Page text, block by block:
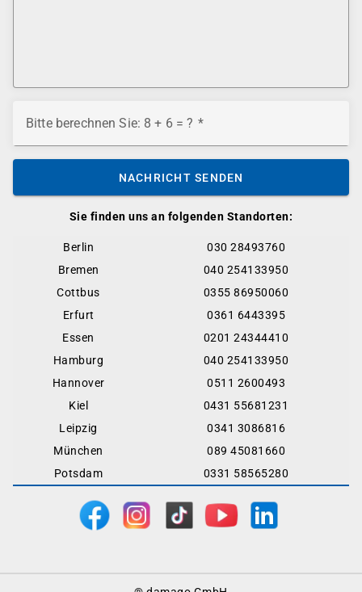
Sie finden uns an folgenden Standorten:
Berlin
030 28493760
Bremen
040 254133950
Cottbus
0355 86950060
Erfurt
0361 6443395
Essen
0201 24344410
Hamburg
040 254133950
Hannover
0511 2600493
Kiel
0431 55681231
Leipzig
0341 3086816
München
089 45081660
Potsdam
0331 58565280
Bitte berechnen Sie: 8 + 6 = ?
NACHRICHT SENDEN